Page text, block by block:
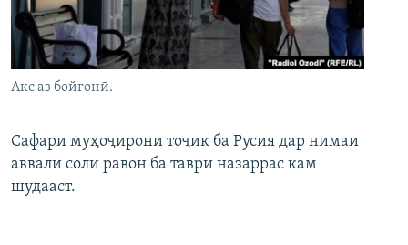
Акс аз бойгонӣ.
Сафари муҳоҷирони тоҷик ба Русия дар нимаи
аввали соли равон ба таври назаррас кам
шудааст.